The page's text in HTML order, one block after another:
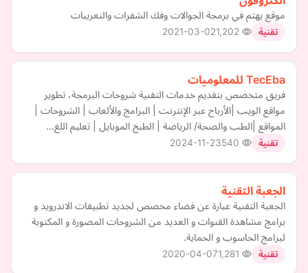
موقع يهتم في برمجة الجوالات وفك الشفرات والتعريبات
تقنية 2021-03-02
TecEba للمعلوميات
فريق متخصص بتقديم خدمات التقنية شروحات البرمجة، تطوير
مواقع الويب |الأرباح عبر الإنترنت | البرامج والألعاب | الشروحات |
المواقع |الطب والصحة/ الرياضة | الطبخ الموبايل | تعليم اللغ…
تقنية 2024-11-23
الجعبة التقنية
الجعبة التقنية عبارة عن فضاء مخصص لجديد تطبيقات الاندرويد و
برامج مشاهدة القنوات و العديد من الشروحات المصورة و المكتوبة
لبرامج الحاسوب و الحماية.
تقنية 2020-04-07